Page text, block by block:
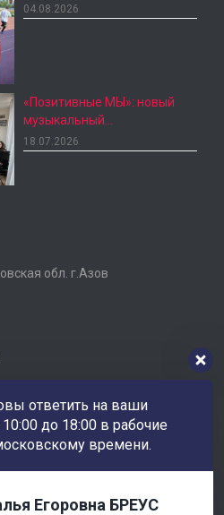
04.08.2026
«Позитивные МЫ»: новый
музыкальный…
18.07.2026
обл. г.Азов
ответить на ваши
до 18:00 в рабочие
времени.
Егоровна БРЕУС